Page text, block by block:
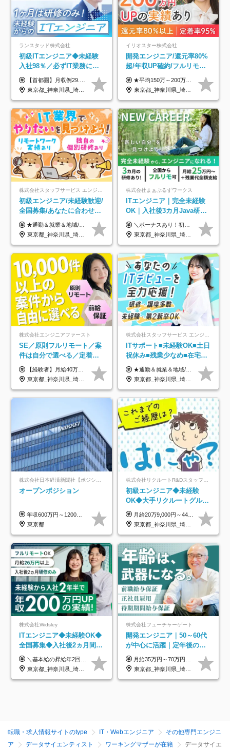
ランスタッド株式会社
初級ITエンジニア◆未経験
入社98％／必ずIT業務に配
属／月収例29.5万円／Web
面接1回／土日面接可/SE
【首都圏】月収例29.5万円（月給26万円＋諸手当） 【東海・関西】月収例28.5万円（月給25万円＋諸手当） 【九州】月収例26万円（月給23万円＋諸手当） ※経験・スキル・前職給与を踏まえ、総合的に判断して決定します。 例：首都圏 月収例31万円（月給27万円＋諸手当） ◆各種手当 ・通勤手当（上限4万円まで） ・残業代手当（1分単位で全額支給） ※固定残業代制は採用しておりません ・深夜勤務手当 ・資格取得支援（ランクに応じてお祝い金1万円～10万円を支給） ◆昇給：年1回 ◆補足 ・研修中1ヶ月間は、時給1670円となります。 ・試用期間6ヶ月あり。その間の待遇に変更はありません。 ※詳細は面接時にご案内します。
東京都_神奈川県_埼玉県_千葉県_大阪府_愛知県_兵庫県_京都府_福岡県
イリオスター株式会社
開発エンジニア/還元率80%
超/年収UP確約/フルリモ
OK/年休130日/平均残業7h/
約2万件の案件から選択
★平均150万～200万円年収UPを実現！ ★前職給与を100％保証！ ★案件内容の開示・明確な評価体制あり ⇒クライアント評価で即昇給を実現したケースも◎ ★年12回（毎月昇給チャンスあり） ■月給35万円～103万円 ※経験・能力・前職給与を考慮し、決定 ※上記給与には月30時間分(6万6500円以上)の固定残業代が含まれます。超過分は手当として別途支給します ※試用期間3ヶ月あり(期間中の給与・待遇面に差異はありません) ▼収入アップの実例をご紹介 ───────────── ★働き方改革をした30代男性（PG） 子どもが生まれたばかりなのに、忙しい現場で残業も月50～60時間が当たり前。 ⇒残業ほぼゼロ＆週3リモートの働き方に！しかも給与もアップ！ ★収入アップした30代男性（PM） 子供が3人いて家計も苦しく、残業代で稼ぐ日々… ⇒残業をたくさんしていた年収額より、100万円以上アップしました！
東京都_神奈川県_埼玉県_千葉県_大阪府_愛知県_北海道_青森県_岩手県_宮城県_秋田県_山形県_福島県_茨城県_栃木県_群馬県_新潟県_山梨県_長野県_富山県_石川県_福井県_静岡県_岐阜県_三重県_兵庫県_京都府_滋賀県_奈良県_和歌山県_広島県_岡山県_鳥取県_島根県_山口県_徳島県_香川県_愛媛県_高知県_福岡県_熊本県_佐賀県_長崎県_大分県_宮崎県_鹿児島県_沖縄県
株式会社スタッフサービス エンジニアリング事業本部
初級エンジニア/未経験歓迎/
全国募集/あなたに合わせた
オリジナル研修をご用
意/AI・IoT/残業平均8時間
★通勤＆就業＆地域/住宅＆役職手当あり ★残業代は全額支給 ★選べる給与制度あり！ ■東京・神奈川・千葉・埼玉勤務の場合 月給24.5万円～55万円＋諸手当 （残業代は全額支給） (20,000円の地域/住宅手当込み) ■愛知・京都・大阪・兵庫勤務の場合 月給24万円以上＋諸手当 （残業代は全額支給） (15,000円の地域/住宅手当込み) ■茨城・栃木・群馬・静岡・三重・滋賀・広島・福岡勤務の場合 月給23.5万円以上＋諸手当 （残業代は全額支給） (10,000円の地域/住宅手当込み) ■北海道・宮城・山梨・長野・岐阜・奈良・和歌山・岡山勤務の場合 月給23万円以上＋諸手当 （残業代は全額支給） (5,000円の地域/住宅手当込み) ■その他のエリア勤務の場合 月給22.5万円以上＋諸手当 （残業代は全額支給） ※経験や能力を考慮し、当社規定により優遇します 【昇給：年一回実施】 【選べる給与制度】 ★収入を重視する方に… 「変動型人事制度」の選択も可能（派遣先からの評価に応じて収入アップ！） ※年2回のタイミングで希望者と面談の上決定します。
東京都_神奈川県_埼玉県_千葉県_大阪府_愛知県_北海道_岩手県_宮城県_山形県_福島県_茨城県_栃木県_群馬県_山梨県_長野県_富山県_石川県_静岡県_岐阜県_三重県_兵庫県_京都府_滋賀県_奈良県_広島県_岡山県_山口県_愛媛県_福岡県_熊本県_長崎県
株式会社まぁぶるずワークス
ITエンジニア｜完全未経験
OK｜入社後3カ月Java研修
｜リモート率8割以上｜充実
のキャリア支援｜残業月10h
＼ボーナスあり！初年度から年収300万円以上／ ■月給25万円～35万円＋残業代全額支給＋各種手当＋賞与年1回 ◎経験・年齢・スキルなどを考慮し、できるだけ優遇します ◎試用期間中(3カ月)は契約社員で、月給21万円＋諸手当になります。 (試用期間中は残業が発生しません。その他の待遇に変更はありません) ----------------- ＼3つの評価軸！実力次第で早期収入アップ！／ 【1】スキル(IT理解、実装力、設計) 【2】実務力(現場評価、コミュ力、品質) 【3】姿勢(自走力、意欲、責任感) この3つの評価軸で、3カ月ごとに評価。社内グレードにより、給与が決まる明確な仕組みです。何ができれば給与が上がるのか分かりやすく、実力や努力次第で早期に収入を増やせます！ 【固定残業代について】 なし（残業代は、実際の労働時間に応じて別途全額支給）
東京都_神奈川県_埼玉県_千葉県_大阪府_愛知県_北海道_青森県_岩手県_宮城県_秋田県_山形県_福島県_茨城県_栃木県_群馬県_新潟県_山梨県_長野県_富山県_石川県_福井県_静岡県_岐阜県_三重県_兵庫県_京都府_滋賀県_奈良県_和歌山県_広島県_岡山県_鳥取県_島根県_山口県_徳島県_香川県_愛媛県_高知県_福岡県_熊本県_佐賀県_長崎県_大分県_宮崎県_鹿児島県_沖縄県
株式会社エンジニアファースト
SE／原則フルリモート／案
件は自分で選べる／定着率
93%／20～30代活躍中！
【経験者】月給40万円～120万円(固定残業代含む)+各種手当 ★前職給与の総収入額を100％保証｜還元率84％〜100％ ★20代の平均年収570万円 ※月給には、みなし残業手当(月30時間／5万8000円以上)を含みます 超過分は別途追加支給 ※固定残業代は、時間外労働の有無に関わらず30時間分を、月5万8000円~15万7000円支給 ※上記を超える時間外労働分は追加で支給 【未経験者】月給21万円以上＋各種手当 固定残業なし(残業代発生分全額支給) ※6ヶ月の試用期間あり（※条件に変動なし） ▼単価連動性×還元率は84％～100％で収入の大幅UPが可能！ ・案件単価が月50万円の場合：年収417万円 ・案件単価が月70万円の場合：年収584万円 ・案件単価が月100万円の場合：年収834万円 ＜モデル年収＞ ▼400万円～500万円(入社初年度) ▼542万円～626万円(入社2年) ▼667万円～700万円(入社3年） ▼709万円～801万円(入社5年）
東京都_神奈川県_埼玉県_千葉県_大阪府_愛知県_北海道_青森県_岩手県_宮城県_秋田県_山形県_福島県_茨城県_栃木県_群馬県_新潟県_山梨県_長野県_富山県_石川県_福井県_静岡県_岐阜県_三重県_兵庫県_京都府_滋賀県_奈良県_和歌山県_広島県_岡山県_鳥取県_島根県_山口県_徳島県_香川県_愛媛県_高知県_福岡県_熊本県_佐賀県_長崎県_大分県_宮崎県_鹿児島県_沖縄県
株式会社スタッフサービス エンジニアリング事業本部
ITサポート■未経験OK■土日
祝休み■残業少なめ■在宅実
績あり■約900種類のスキル
アップ講座あり■全国募集
★通勤＆就業＆地域/住宅＆役職手当あり ★残業代は全額支給 ★選べる給与制度あり！ ■東京・神奈川・千葉・埼玉勤務の場合 月給24.5万円～55万円＋諸手当 （残業代は全額支給） (20,000円の地域/住宅手当込み) ■愛知・京都・大阪・兵庫勤務の場合 月給24万円以上＋諸手当 （残業代は全額支給） (15,000円の地域/住宅手当込み) ■茨城・栃木・群馬・静岡・三重・滋賀・広島・福岡勤務の場合 月給23.5万円以上＋諸手当 （残業代は全額支給） (10,000円の地域/住宅手当込み) ■北海道・宮城・山梨・長野・岐阜・奈良・和歌山・岡山勤務の場合 月給23万円以上＋諸手当 （残業代は全額支給） (5,000円の地域/住宅手当込み) ■その他のエリア勤務の場合 月給22.5万円以上＋諸手当 （残業代は全額支給） ※経験や能力を考慮し、当社規定により優遇します 【昇給：年一回実施】 【選べる給与制度】 ★収入を重視する方に… 「変動型人事制度」の選択も可能（派遣先からの評価に応じて収入アップ！） ※年2回のタイミングで希望者と面談の上決定します。
東京都_神奈川県_埼玉県_千葉県_大阪府_愛知県_北海道_岩手県_宮城県_山形県_福島県_茨城県_栃木県_群馬県_山梨県_長野県_富山県_石川県_静岡県_岐阜県_三重県_兵庫県_京都府_滋賀県_奈良県_広島県_岡山県_山口県_愛媛県_福岡県_熊本県_長崎県
オープンポジション
年収600万円～1200万円 ※上記年収は、想定年収です。住居費補助、子手当などの各種手当を含む金額です。 ※経験・能力等を考慮の上、当社規定により決定します。
東京都
初級エンジニア◆未経験
OK◆大手リクルートグルー
プ正社員◆独自の教育体制
◆住宅手当制度あり/s
月給20万9,000円～44万円 ※試用期間6カ月あり（期間中の待遇に変更なし） ※経験・能力・前給を考慮の上、決定いたします ※時間外手当100％支給 ※派遣就業先が変更となる場合には、就業規則、労使協定等に基づき賃金が変更となる可能性があります
東京都_神奈川県_埼玉県_千葉県_大阪府_愛知県_青森県_岩手県_宮城県_秋田県_山形県_福島県_茨城県_栃木県_群馬県_山梨県_長野県_福井県_静岡県_岐阜県_三重県_兵庫県_京都府_滋賀県_奈良県_広島県_岡山県_山口県_香川県_福岡県_熊本県_佐賀県_長崎県_大分県_宮崎県_鹿児島県
株式会社Widsley
ITエンジニア◆未経験OK◆
全国募集◆入社後2ヵ月間は
研修のみ◆フルリモート
OK◆残業月3h◆服装髪型自
＼基本給の昇給年2回＆プロジェクト手当による昇給年12回！！／ 【経験者の場合】 月給33万円～70万円＋プロジェクト手当＋資格手当 ★スキルや経験を考慮の上、優遇します ★上記給与には固定残業代20時間分(月4万3883円～)を含みます。残業が超過した場合は、追加支給します(残業は月平均3時間とほぼ発生しません。残業がなくても、固定残業代は支給されます) ★試用期間中も、月給や福利厚生等は同じです ---------- 【未経験者の場合】 月給26万円～50万円＋プロジェクト手当＋資格手当 ★スキルや経験を考慮の上、優遇します ★上記給与には固定残業代20時間分(月3万719円～)を含みます。残業が超過した場合は、追加支給します(残業は月平均3時間とほぼ発生しません。残業がなくても、固定残業代は支給されます) ★試用期間6ヵ月あり ・1ヶ月目～：月給23万円～ ・2ヶ月目～6ヶ月目：月給23万円～＋プロジェクト手当1～3万円 （上記給与にはそれぞれ固定残業代20時間分(月3万719円～)を含み、超過した場合は追加支給します。） ---------- 【プロジェクト手当について】 参画するプロジェクトの単価に応じて毎月の歩合給を支給します 業界内でもトップクラスの高還元です！
東京都_神奈川県_埼玉県_千葉県_大阪府_愛知県_北海道_青森県_岩手県_宮城県_秋田県_山形県_福島県_茨城県_栃木県_群馬県_新潟県_山梨県_長野県_富山県_石川県_福井県_静岡県_岐阜県_三重県_兵庫県_京都府_滋賀県_奈良県_和歌山県_広島県_岡山県_鳥取県_島根県_山口県_徳島県_香川県_愛媛県_高知県_福岡県_熊本県_佐賀県_長崎県_大分県_宮崎県_鹿児島県_沖縄県
株式会社フューチャーゲート
開発エンジニア｜50～60代
が中心に活躍｜定年後の給
与減ナシ｜年収50万円アッ
プ実績／昇給率92％（直近3
年）
月給35万円～70万円（固定残業代30時間分63,869円～を含む）+賞与年1回 ※30時間を超える分は別途支給します ●これまでのご経験・スキル・前職給与をできる限り考慮します ●待機期間も給与を100％支給します ●試用期間中も給与や福利厚生は同じです ≪年収を維持しながら長く働けます！≫ 一般的な企業では55歳や60歳を機に年収が下がりますが、 当社は役職などではなく「スキルや経験」で評価。 エンジニアとして長く働きながら あなたにふさわしい年収を維持できます！
東京都_神奈川県_埼玉県_千葉県
転職・求人情報サイトのtype IT・Webエンジニア
その他専門エンジニ
ア
データサイエンティスト ワーキングマザーが在籍 データサイエ